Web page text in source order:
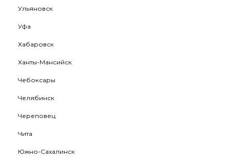
Ульяновск
Уфа
Хабаровск
Ханты-Мансийск
Чебоксары
Челябинск
Череповец
Чита
Южно-Сахалинск